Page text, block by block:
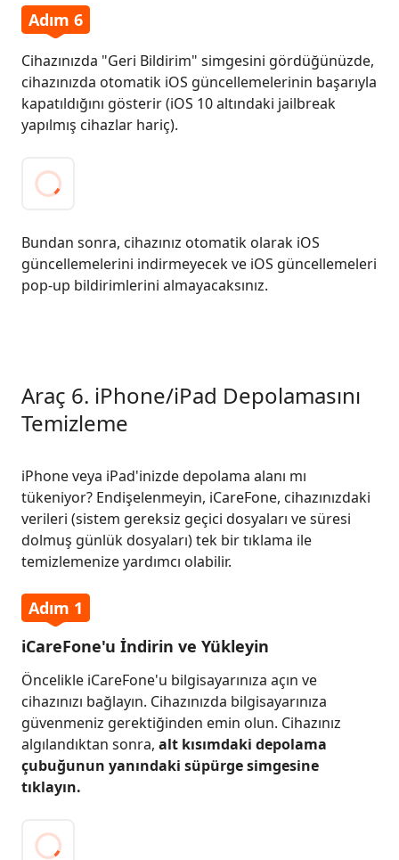
Adım 6
Cihazınızda "Geri Bildirim" simgesini gördüğünüzde,
cihazınızda otomatik iOS güncellemelerinin başarıyla
kapatıldığını gösterir (iOS 10 altındaki jailbreak
yapılmış cihazlar hariç).
Bundan sonra, cihazınız otomatik olarak iOS
güncellemelerini indirmeyecek ve iOS güncellemeleri
pop-up bildirimlerini almayacaksınız.
Araç 6. iPhone/iPad Depolamasını
Temizleme
iPhone veya iPad'inizde depolama alanı mı
tükeniyor? Endişelenmeyin, iCareFone, cihazınızdaki
verileri (sistem gereksiz geçici dosyaları ve süresi
dolmuş günlük dosyaları) tek bir tıklama ile
temizlemenize yardımcı olabilir.
Adım 1
iCareFone'u İndirin ve Yükleyin
Öncelikle iCareFone'u bilgisayarınıza açın ve
cihazınızı bağlayın. Cihazınızda bilgisayarınıza
güvenmeniz gerektiğinden emin olun. Cihazınız
algılandıktan sonra, alt kısımdaki depolama
çubuğunun yanındaki süpürge simgesine
tıklayın.